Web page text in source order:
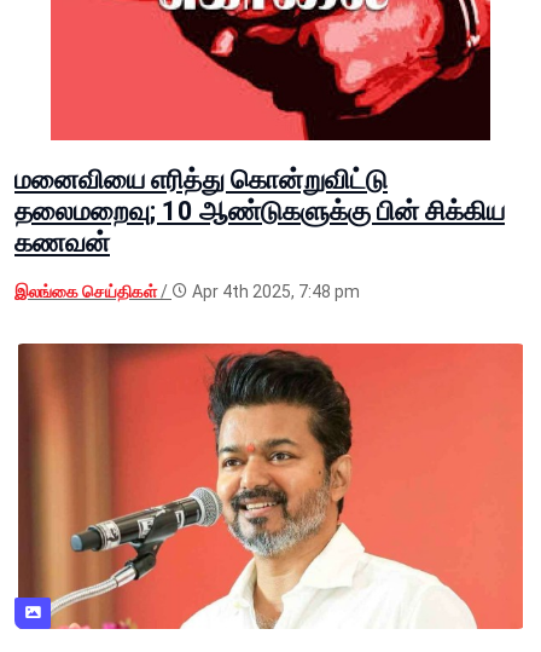
மனைவியை எரித்து கொன்றுவிட்டு
தலைமறைவு; 10 ஆண்டுகளுக்கு பின் சிக்கிய
கணவன்
இலங்கை செய்திகள்/ Apr 4th 2025, 7:48 pm